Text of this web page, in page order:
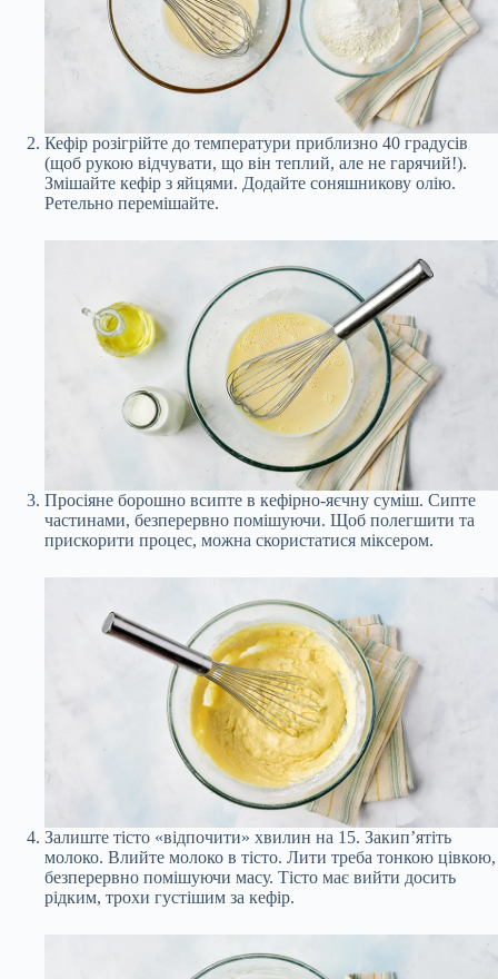
Кефір розігрійте до температури приблизно 40 градусів
(щоб рукою відчувати, що він теплий, але не гарячий!).
Змішайте кефір з яйцями. Додайте соняшникову олію.
Ретельно перемішайте.
Просіяне борошно всипте в кефірно-яєчну суміш. Сипте
частинами, безперервно помішуючи. Щоб полегшити та
прискорити процес, можна скористатися міксером.
Залиште тісто «відпочити» хвилин на 15. Закип’ятіть
молоко. Влийте молоко в тісто. Лити треба тонкою цівкою,
безперервно помішуючи масу. Тісто має вийти досить
рідким, трохи густішим за кефір.